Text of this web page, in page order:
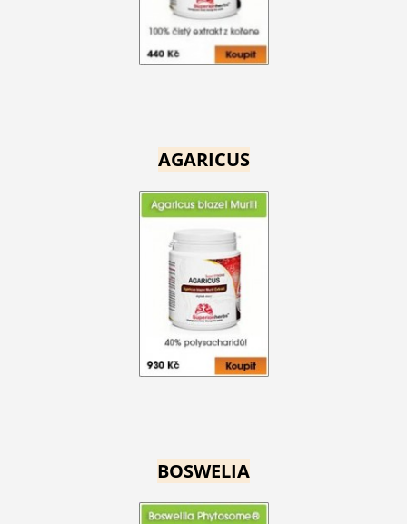
AGARICUS
BOSWELIA